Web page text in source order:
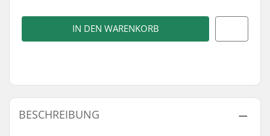
IN DEN WARENKORB
BESCHREIBUNG